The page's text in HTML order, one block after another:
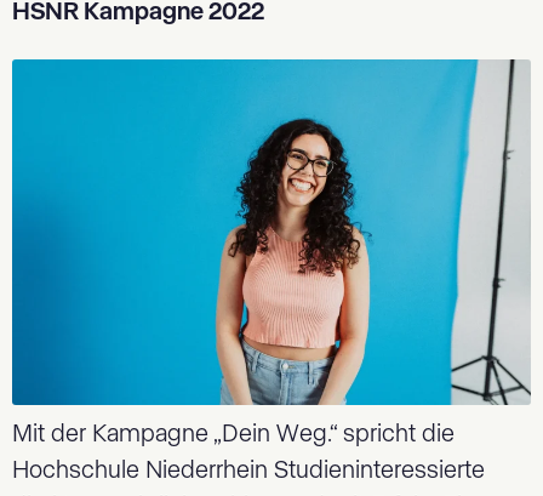
HSNR Kampagne 2022
Mit der Kampagne „Dein Weg.“ spricht die
Hochschule Niederrhein Studieninteressierte